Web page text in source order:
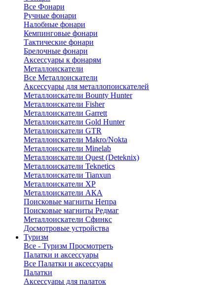
Все Фонари
Ручные фонари
Налобные фонари
Кемпинговые фонари
Тактические фонари
Брелочные фонари
Аксессуары к фонарям
Металлоискатели
Все Металлоискатели
Аксессуары для металлопоискателей
Металлоискатели Bounty Hunter
Металлоискатели Fisher
Металлоискатели Garrett
Металлоискатели Gold Hunter
Металлоискатели GTR
Металлоискатели Makro/Nokta
Металлоискатели Minelab
Металлоискатели Quest (Deteknix)
Металлоискатели Teknetics
Металлоискатели Tianxun
Металлоискатели XP
Металлоискатели АКА
Поисковые магниты Непра
Поисковые магниты Редмаг
Металлоискатели Сфинкс
Досмотровые устройства
Туризм
Все - Туризм Просмотреть
Палатки и аксессуары
Все Палатки и аксессуары
Палатки
Аксессуары для палаток